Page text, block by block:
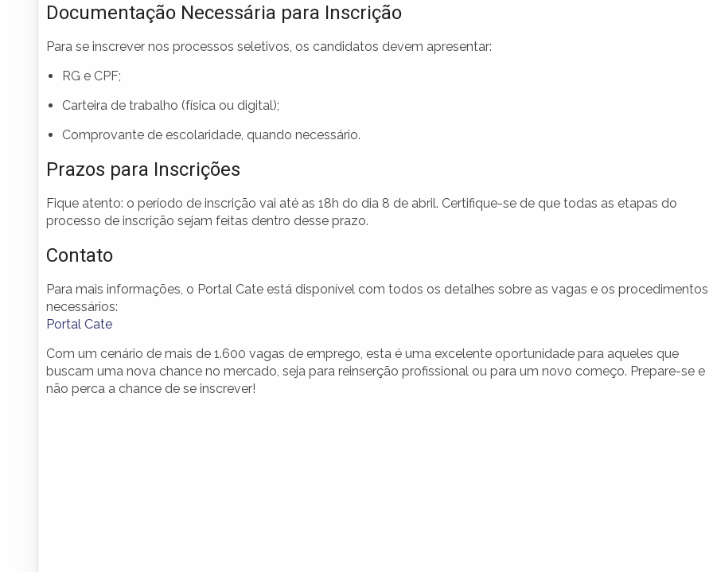
Documentação Necessária para Inscrição
Para se inscrever nos processos seletivos, os candidatos devem apresentar:
RG e CPF;
Carteira de trabalho (física ou digital);
Comprovante de escolaridade, quando necessário.
Prazos para Inscrições
Fique atento: o período de inscrição vai até as 18h do dia 8 de abril. Certifique-se de que todas as etapas do
processo de inscrição sejam feitas dentro desse prazo.
Contato
Para mais informações, o Portal Cate está disponível com todos os detalhes sobre as vagas e os procedimentos
necessários:
Portal Cate
Com um cenário de mais de 1.600 vagas de emprego, esta é uma excelente oportunidade para aqueles que
buscam uma nova chance no mercado, seja para reinserção profissional ou para um novo começo. Prepare-se e
não perca a chance de se inscrever!